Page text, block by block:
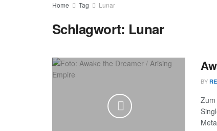
Home Tag Lunar
Schlagwort: Lunar
BY